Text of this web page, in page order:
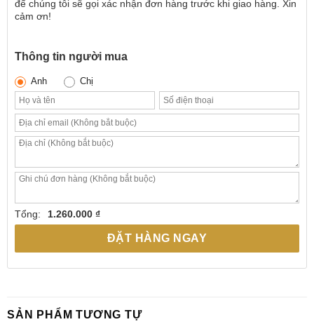
để chúng tôi sẽ gọi xác nhận đơn hàng trước khi giao hàng. Xin
cảm ơn!
Thông tin người mua
Anh Chị
Tổng: 1.260.000 ₫
ĐẶT HÀNG NGAY
SẢN PHẨM TƯƠNG TỰ